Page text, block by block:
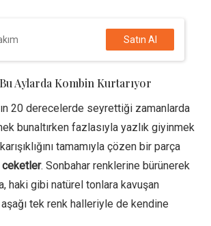
Satın Al
Aylarda Kombin Kurtarıyor
20 derecelerde seyrettiği zamanlarda
bunaltırken fazlasıyla yazlık giyinmek
tamamıyla çözen bir parça
. Sonbahar renklerine bürünerek
haki gibi natürel tonlara kavuşan
tek renk halleriyle de kendine